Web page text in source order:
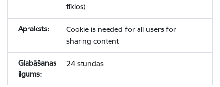
tīklos)
Cookie is needed for all users for
sharing content
24 stundas